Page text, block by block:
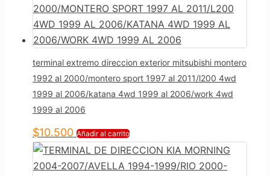
terminal extremo direccion exterior mitsubishi montero
1992 al 2000/montero sport 1997 al 2011/l200 4wd
1999 al 2006/katana 4wd 1999 al 2006/work 4wd
1999 al 2006
$10.500 Añadir al carrito